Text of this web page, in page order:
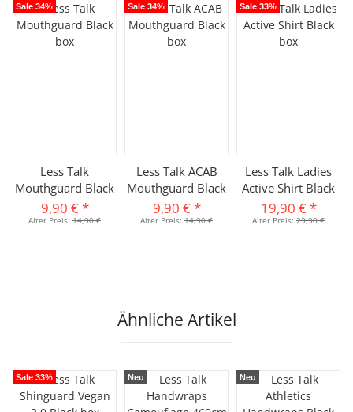
Sale 34%
Less Talk
Mouthguard Black
9,90 €*
Alter Preis: 14,90 €
Sale 34%
Less Talk ACAB
Mouthguard Black
9,90 €*
Alter Preis: 14,90 €
Sale 33%
Less Talk Ladies
Active Shirt Black
19,90 €*
Alter Preis: 29,90 €
Ähnliche Artikel
Sale 33% Neu Neu